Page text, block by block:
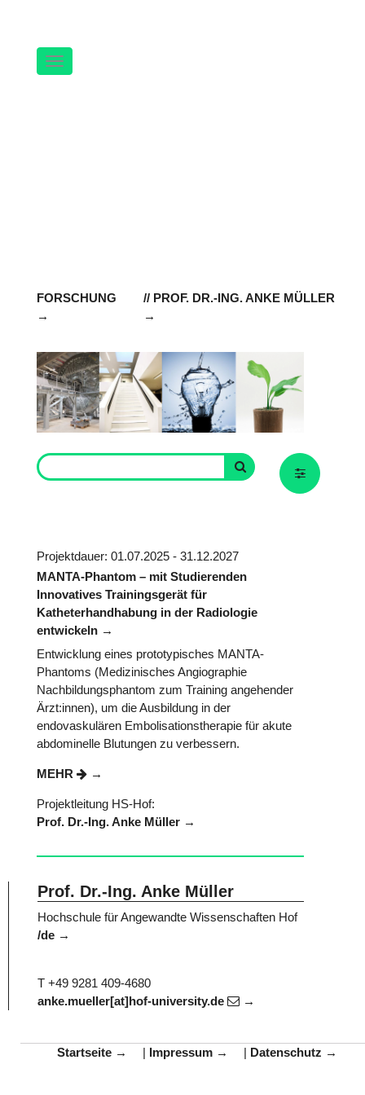
Navigation
FORSCHUNG // PROF. DR.-ING. ANKE MÜLLER
Projektdauer: 01.07.2025 - 31.12.2027
MANTA-Phantom – mit Studierenden
Innovatives Trainingsgerät für
Katheterhandhabung in der Radiologie
entwickeln
Entwicklung eines prototypisches MANTA-
Phantoms (Medizinisches Angiographie
Nachbildungsphantom zum Training angehender
Ärzt:innen), um die Ausbildung in der
endovaskulären Embolisationstherapie für akute
abdominelle Blutungen zu verbessern.
MEHR
Projektleitung HS-Hof:
Prof. Dr.-Ing. Anke Müller
Prof. Dr.-Ing. Anke Müller
Hochschule für Angewandte Wissenschaften Hof
/de
T +49 9281 409-4680
anke.mueller[at]hof-university.de
Startseite | Impressum | Datenschutz